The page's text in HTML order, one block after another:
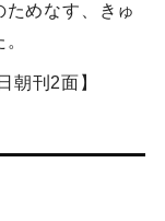
めなす、きゅ
朝刊2面】